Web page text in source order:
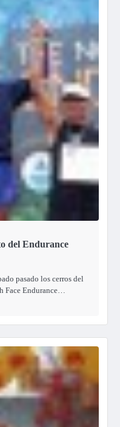
del Endurance
pasado los cerros del
Face Endurance…